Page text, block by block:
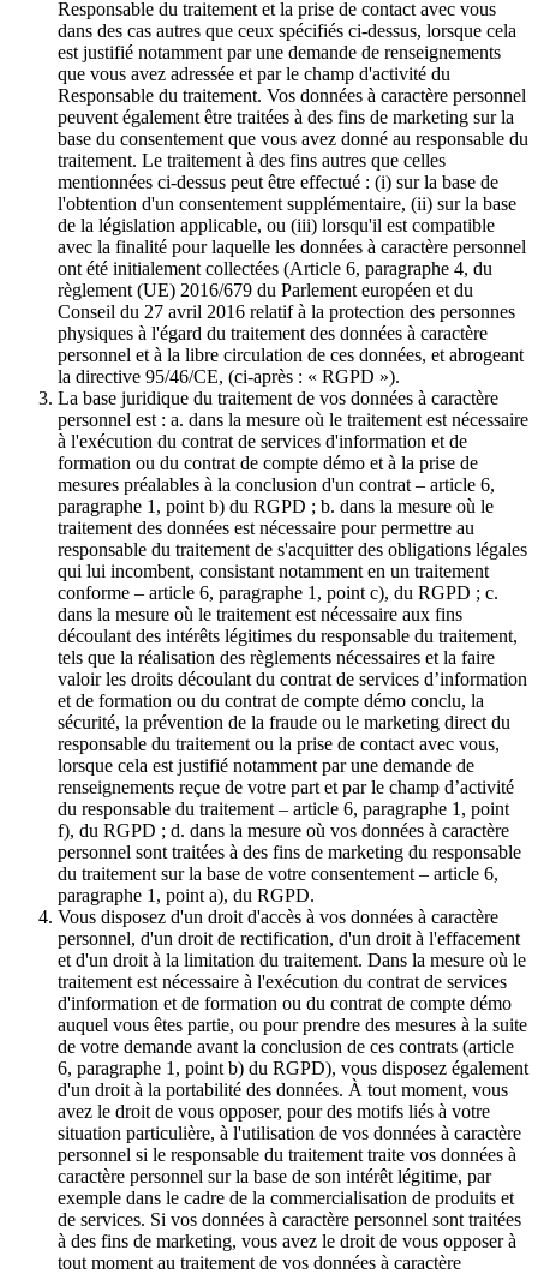
Responsable du traitement et la prise de contact avec vous
dans des cas autres que ceux spécifiés ci-dessus, lorsque cela
est justifié notamment par une demande de renseignements
que vous avez adressée et par le champ d'activité du
Responsable du traitement. Vos données à caractère personnel
peuvent également être traitées à des fins de marketing sur la
base du consentement que vous avez donné au responsable du
traitement. Le traitement à des fins autres que celles
mentionnées ci-dessus peut être effectué : (i) sur la base de
l'obtention d'un consentement supplémentaire, (ii) sur la base
de la législation applicable, ou (iii) lorsqu'il est compatible
avec la finalité pour laquelle les données à caractère personnel
ont été initialement collectées (Article 6, paragraphe 4, du
règlement (UE) 2016/679 du Parlement européen et du
Conseil du 27 avril 2016 relatif à la protection des personnes
physiques à l'égard du traitement des données à caractère
personnel et à la libre circulation de ces données, et abrogeant
la directive 95/46/CE, (ci-après : « RGPD »).
La base juridique du traitement de vos données à caractère
personnel est : a. dans la mesure où le traitement est nécessaire
à l'exécution du contrat de services d'information et de
formation ou du contrat de compte démo et à la prise de
mesures préalables à la conclusion d'un contrat – article 6,
paragraphe 1, point b) du RGPD ; b. dans la mesure où le
traitement des données est nécessaire pour permettre au
responsable du traitement de s'acquitter des obligations légales
qui lui incombent, consistant notamment en un traitement
conforme – article 6, paragraphe 1, point c), du RGPD ; c.
dans la mesure où le traitement est nécessaire aux fins
découlant des intérêts légitimes du responsable du traitement,
tels que la réalisation des règlements nécessaires et la faire
valoir les droits découlant du contrat de services d’information
et de formation ou du contrat de compte démo conclu, la
sécurité, la prévention de la fraude ou le marketing direct du
responsable du traitement ou la prise de contact avec vous,
lorsque cela est justifié notamment par une demande de
renseignements reçue de votre part et par le champ d’activité
du responsable du traitement – article 6, paragraphe 1, point
f), du RGPD ; d. dans la mesure où vos données à caractère
personnel sont traitées à des fins de marketing du responsable
du traitement sur la base de votre consentement – article 6,
paragraphe 1, point a), du RGPD.
Vous disposez d'un droit d'accès à vos données à caractère
personnel, d'un droit de rectification, d'un droit à l'effacement
et d'un droit à la limitation du traitement. Dans la mesure où le
traitement est nécessaire à l'exécution du contrat de services
d'information et de formation ou du contrat de compte démo
auquel vous êtes partie, ou pour prendre des mesures à la suite
de votre demande avant la conclusion de ces contrats (article
6, paragraphe 1, point b) du RGPD), vous disposez également
d'un droit à la portabilité des données. À tout moment, vous
avez le droit de vous opposer, pour des motifs liés à votre
situation particulière, à l'utilisation de vos données à caractère
personnel si le responsable du traitement traite vos données à
caractère personnel sur la base de son intérêt légitime, par
exemple dans le cadre de la commercialisation de produits et
de services. Si vos données à caractère personnel sont traitées
à des fins de marketing, vous avez le droit de vous opposer à
tout moment au traitement de vos données à caractère